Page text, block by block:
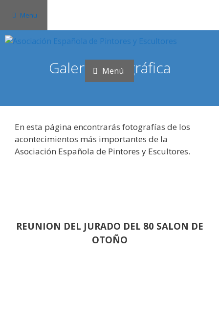
contenido
Menu
Menú
Galería fotográfica
En esta página encontrarás fotografías de los
acontecimientos más importantes de la
Asociación Española de Pintores y Escultores.
REUNION DEL JURADO DEL 80 SALON DE
OTOÑO